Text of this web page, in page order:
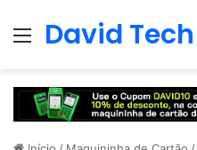
Menu
David Tech